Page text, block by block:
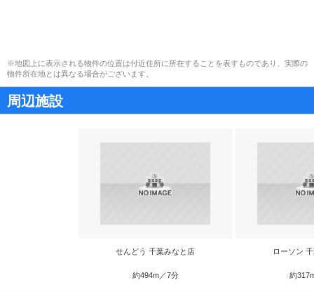
※地図上に表示される物件の位置は付近住所に所在することを表すものであり、実際の
物件所在地とは異なる場合がございます。
周辺施設
せんどう 千葉みなと店
約494m／7分
ローソン
約